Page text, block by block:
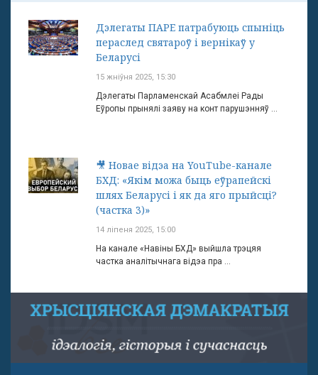
Дэлегаты ПАРЕ патрабуюць спыніць
пераслед святароў і вернікаў у
Беларусі
15 жніўня 2025, 15:30
Дэлегаты Парламенскай Асабмлеі Рады
Еўропы прынялі заяву на конт парушэнняў ...
🎥 Новае відэа на YouTube-канале
БХД: «Якім можа быць еўрапейскі
шлях Беларусі і як да яго прыйсці?
(частка 3)»
14 ліпеня 2025, 15:00
На канале «Навіны БХД» выйшла трэцяя
частка аналітычнага відэа пра ...